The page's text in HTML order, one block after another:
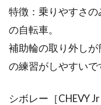
特徴：乗りやすさ
の自転車。
補助輪の取り外し
の練習がしやすいで
シボレー［CHEVY